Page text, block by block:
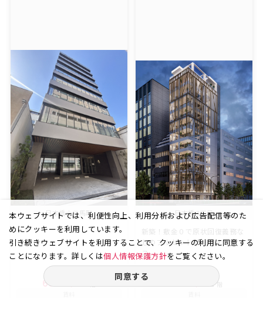
日本橋小伝馬町
69.41 坪 4階
日本橋 3丁目
新築！敷金０で原状回復義務な
しのフルセットアップオフィ
ス...
43.96 坪 12階
本ウェブサイトでは、利便性向上、利用分析および広告配信等のた
めにクッキーを利用しています。
引き続きウェブサイトを利用することで、クッキーの利用に同意する
ことになります。詳しくは個人情報保護方針をご覧ください。
同意する